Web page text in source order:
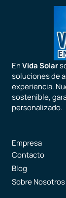
EnVida Solar
soluciones de
experiencia.
sostenible,
personalizado.
Empresa
Contacto
Blog
Sobre Nosotros